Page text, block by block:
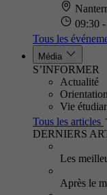
09:30
Tous les
Média
S’INFORMER
Actualité
Orientation
Vie
Tous les articles
DERNIERS
Les
Après le